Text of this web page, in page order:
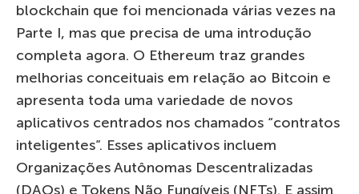
blockchain que foi mencionada várias vezes na
Parte I, mas que precisa de uma introdução
completa agora. O Ethereum traz grandes
melhorias conceituais em relação ao Bitcoin e
apresenta toda uma variedade de novos
aplicativos centrados nos chamados “contratos
inteligentes”. Esses aplicativos incluem
Organizações Autônomas Descentralizadas
(DAOs) e Tokens Não Fungíveis (NFTs). E assim